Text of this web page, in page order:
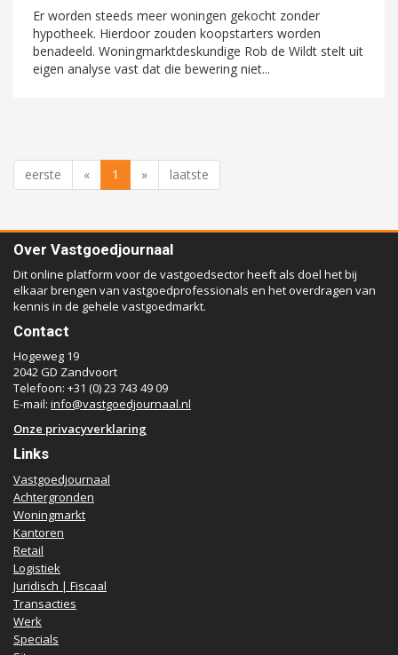
Er worden steeds meer woningen gekocht zonder
hypotheek. Hierdoor zouden koopstarters worden
benadeeld. Woningmarktdeskundige Rob de Wildt stelt uit
eigen analyse vast dat die bewering niet...
eerste « 1 » laatste
Over Vastgoedjournaal
Dit online platform voor de vastgoedsector heeft als doel het bij
elkaar brengen van vastgoedprofessionals en het overdragen van
kennis in de gehele vastgoedmarkt.
Contact
Hogeweg 19
2042 GD Zandvoort
Telefoon: +31 (0) 23 743 49 09
E-mail: info@vastgoedjournaal.nl
Onze privacyverklaring
Links
Vastgoedjournaal
Achtergronden
Woningmarkt
Kantoren
Retail
Logistiek
Juridisch | Fiscaal
Transacties
Werk
Specials